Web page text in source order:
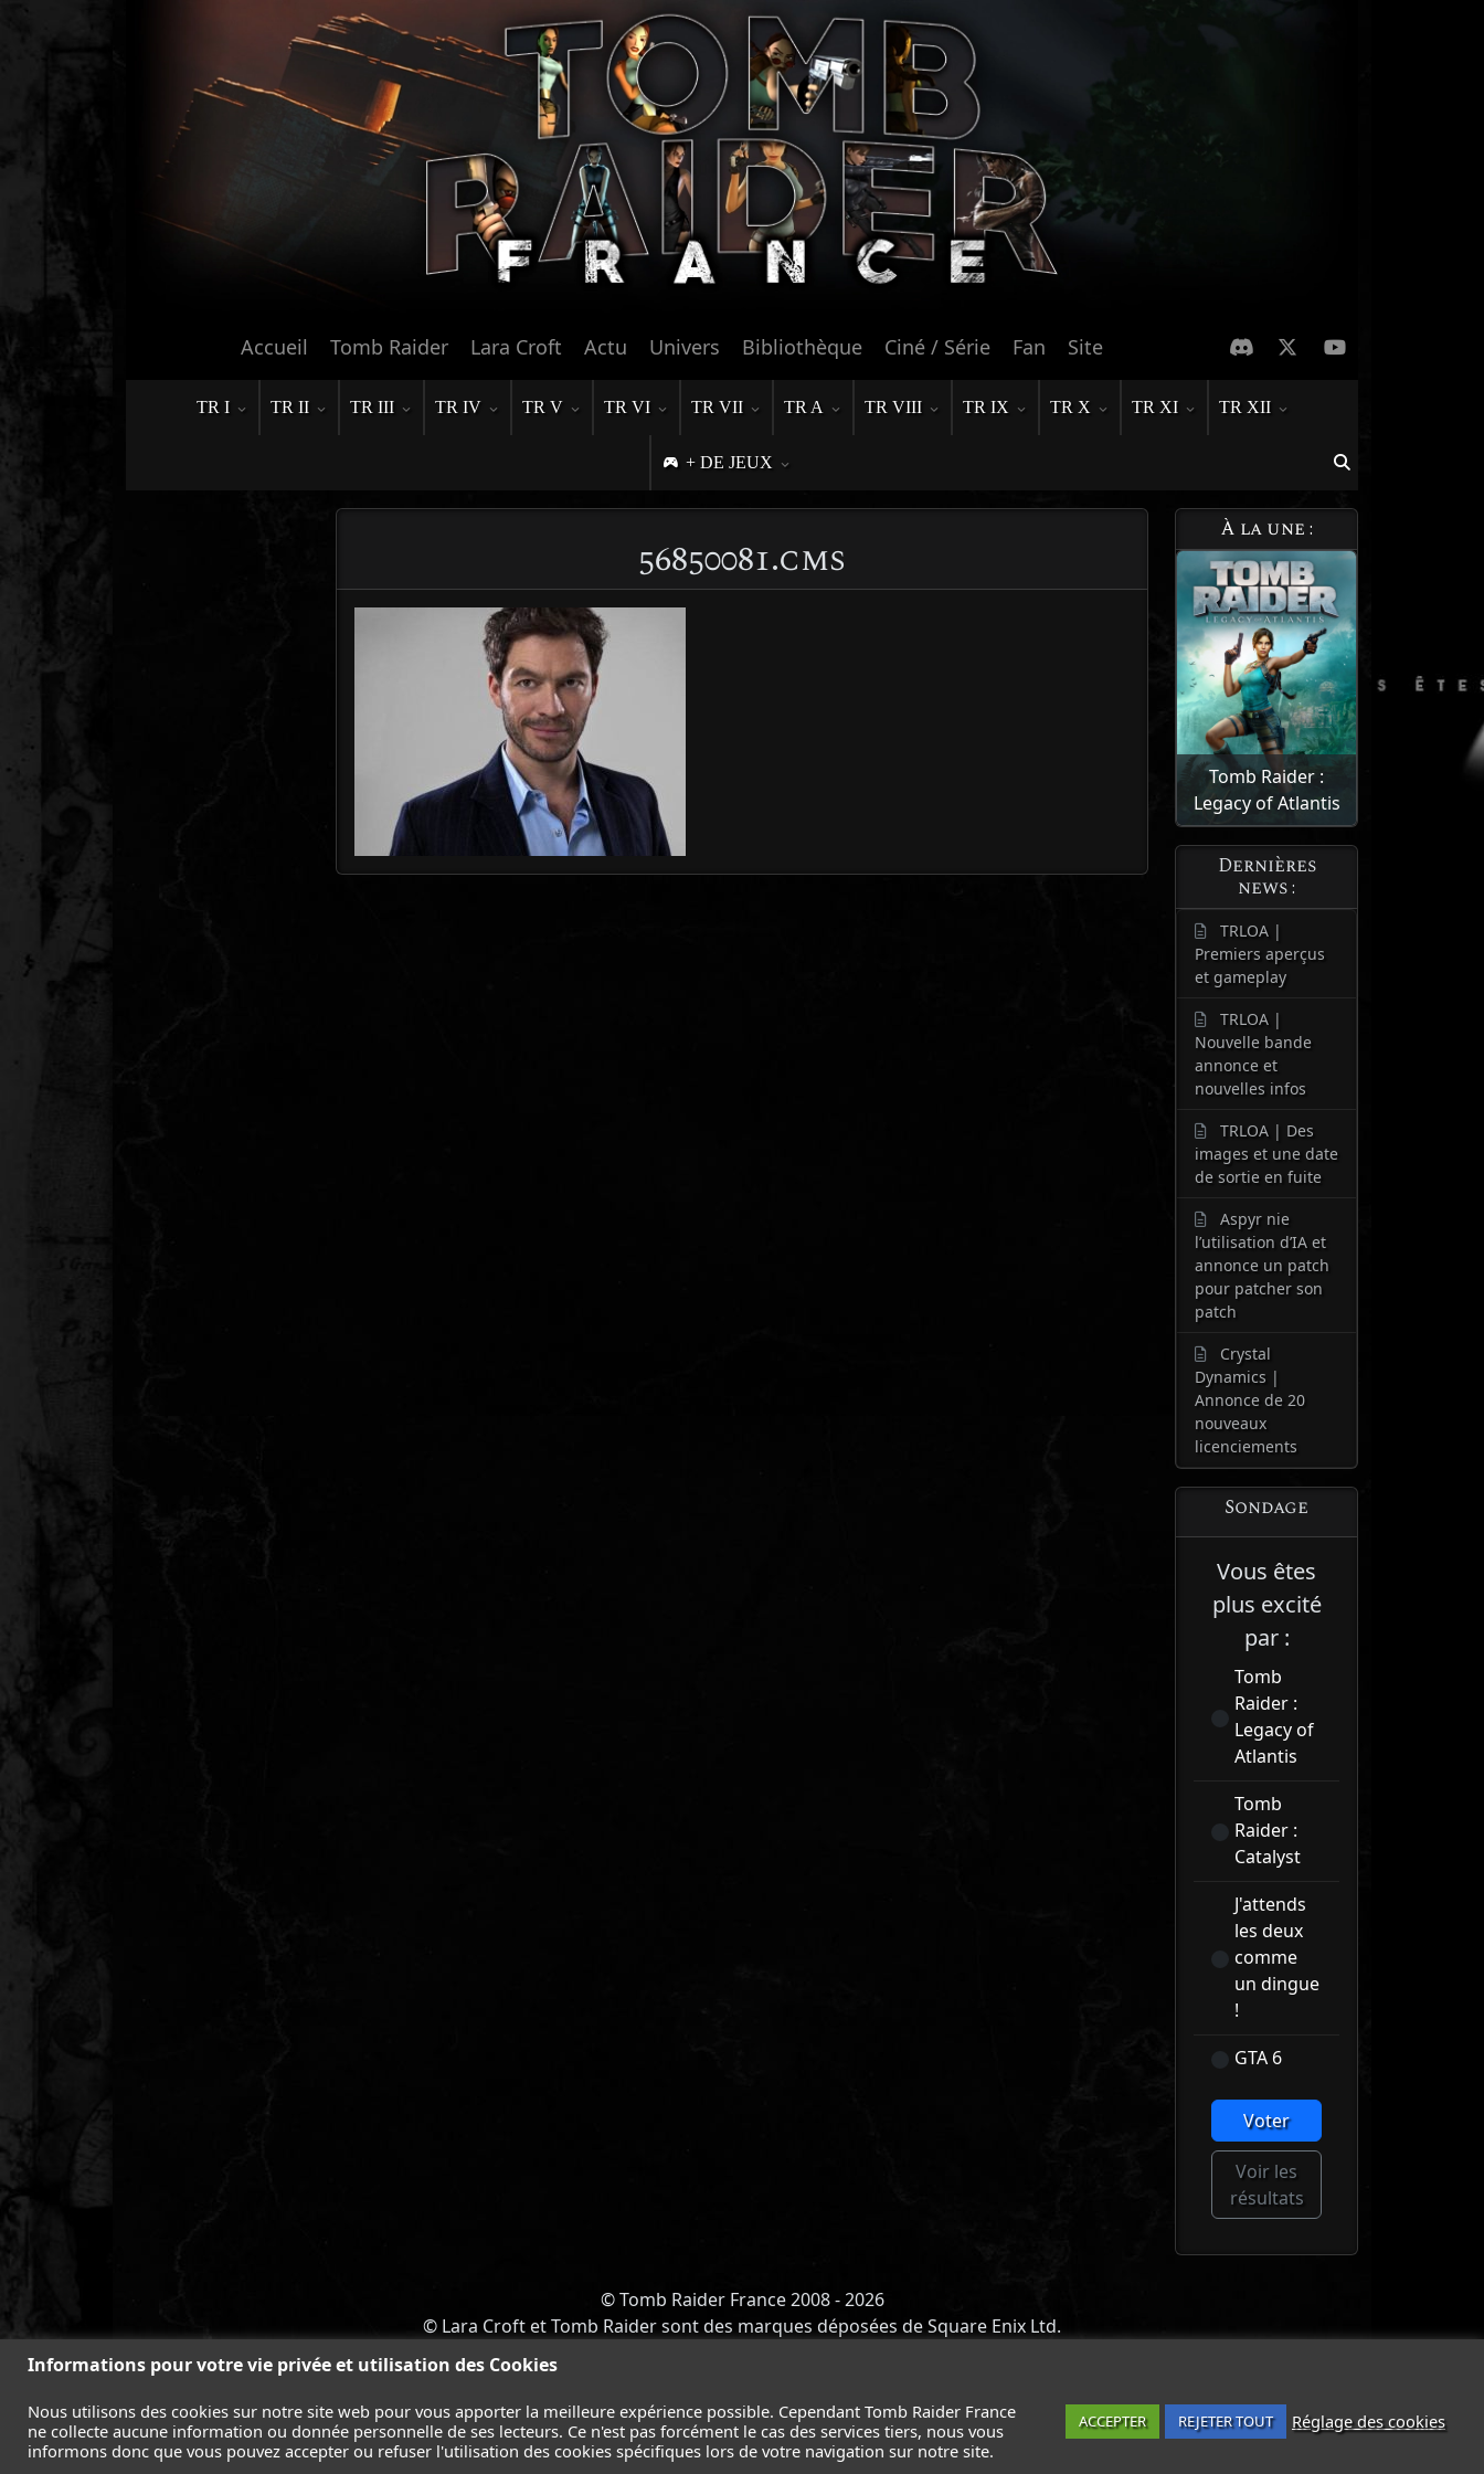
Accueil Tomb Raider Lara Croft Actu Univers Bibliothèque Ciné / Série Fan Site
TR I TR II TR III TR IV TR V TR VI TR VII TR A TR VIII TR IX TR X TR XI TR XII
+ DE JEUX
56850081.cms
À la une :
Tomb Raider :
Legacy of Atlantis
Dernières
news :
TRLOA |
Premiers aperçus
et gameplay
TRLOA |
Nouvelle bande
annonce et
nouvelles infos
TRLOA | Des
images et une date
de sortie en fuite
Aspyr nie
l’utilisation d’IA et
annonce un patch
pour patcher son
patch
Crystal
Dynamics |
Annonce de 20
nouveaux
licenciements
Sondage
Vous êtes
plus excité
par :
Tomb
Raider :
Legacy of
Atlantis
Tomb
Raider :
Catalyst
J'attends
les deux
comme
un dingue
!
GTA 6
Voter
Voir les
résultats
Informations pour votre vie privée et utilisation des Cookies
Nous utilisons des cookies sur notre site web pour vous apporter la meilleure expérience possible. Cependant Tomb Raider France
ne collecte aucune information ou donnée personnelle de ses lecteurs. Ce n'est pas forcément le cas des services tiers, nous vous
informons donc que vous pouvez accepter ou refuser l'utilisation des cookies spécifiques lors de votre navigation sur notre site.
ACCEPTER REJETER TOUT Réglage des cookies
© Tomb Raider France 2008 - 2026
© Lara Croft et Tomb Raider sont des marques déposées de Square Enix Ltd.
ACCUEIL
TOMB RAIDER - LEGACY OF ATLANTIS